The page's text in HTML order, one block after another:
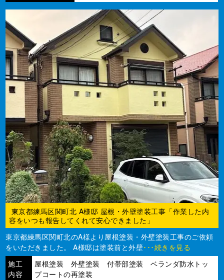
東京都練馬区関町北 A様邸 屋根・外壁塗装工事「作業した内
容をいつも報告してくれて安心できました」
東京都練馬区関町北のA様より屋根塗装・外壁塗装工事のご依頼
をいただきました。 A様邸は塗装前と外壁･･･続きを見る
施工
内容
屋根塗装 外壁塗装 付帯部塗装 ベランダ防水トッ
プコートの再塗装